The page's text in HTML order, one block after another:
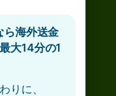
ら海外送金
大14分の1
りに、